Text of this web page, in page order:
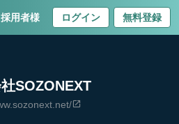
採用者様 ログイン 無料登録
SOZONEXT